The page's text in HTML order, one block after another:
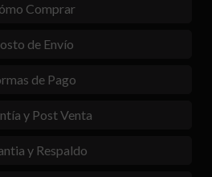
Comprar
de Envío
de Pago
y Post Venta
y Respaldo